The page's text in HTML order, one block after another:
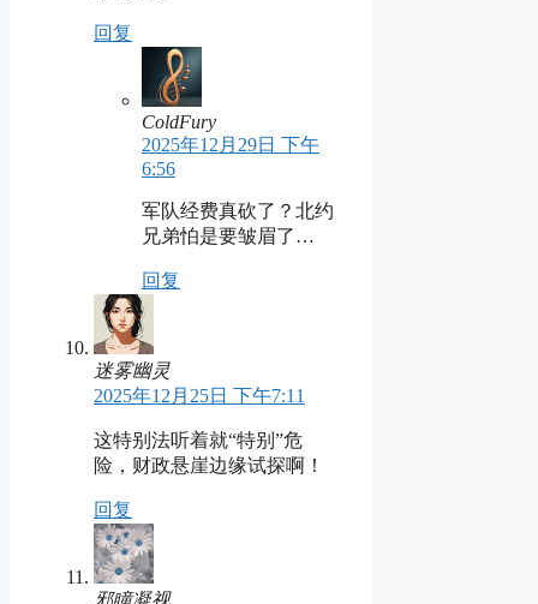
回复
ColdFury
2025年12月29日 下午
6:56
军队经费真砍了？北约
兄弟怕是要皱眉了…
回复
迷雾幽灵
2025年12月25日 下午7:11
这特别法听着就“特别”危
险，财政悬崖边缘试探啊！
回复
邪瞳凝视